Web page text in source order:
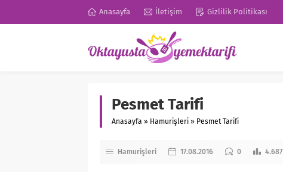
Anasayfa İletişim Gizlilik Politikası
Pesmet Tarifi
Anasayfa » Hamurişleri » Pesmet Tarifi
Hamurişleri 17.08.2016 0 4.687